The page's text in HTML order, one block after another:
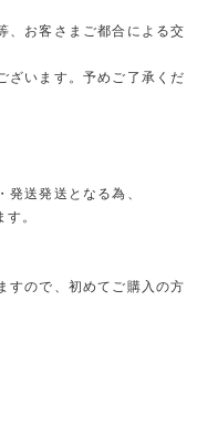
、お客さまご都合による交
ざいます。予めご了承くだ
発送発送となる為、
。
すので、初めてご購入の方